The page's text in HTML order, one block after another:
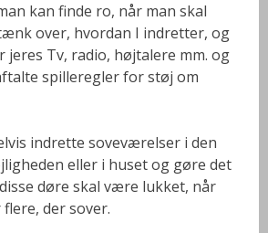
kan finde ro, når man skal
over, hvordan I indretter, og
jeres Tv, radio, højtalere mm. og
spilleregler for støj om
indrette soveværelser i den
eller i huset og gøre det
døre skal være lukket, når
der sover.